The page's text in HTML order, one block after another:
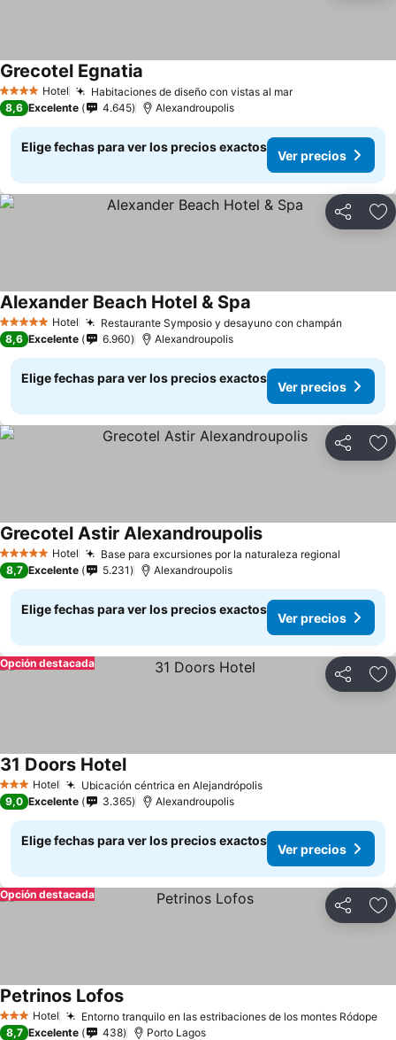
4 EstrellasHotel Habitaciones de diseño con vistas al marVer precios
Grecotel Egnatia
8,6 Excelente 4.645 Alexandroupolis
Elige fechas para ver los precios exactos
Ver precios
Compartir
5 Estrellas Hotel Restaurante Symposio y desayuno con champán
Alexander Beach Hotel & Spa
8,6 Excelente 6.960 Alexandroupolis
Elige fechas para ver los precios exactos
Ver precios
Compartir
5 Estrellas Hotel Base para excursiones por la naturaleza regional
Grecotel Astir AlexandroupolisVer precios
8,7 Excelente 5.231 Alexandroupolis
Elige fechas para ver los precios exactos
Ver precios
Compartir
Opción destacada
3 Estrellas
Hotel Ubicación céntrica en AlejandrópolisVer precios
31 Doors HotelVer precios
9,0 Excelente 3.365 Alexandroupolis
Elige fechas para ver los precios exactos
Ver precios
Compartir
Opción destacada
3 Estrellas
Hotel Entorno tranquilo en las estribaciones de los montes Ródope
Petrinos LofosVer precios
8,7 Excelente 438 Porto Lagos